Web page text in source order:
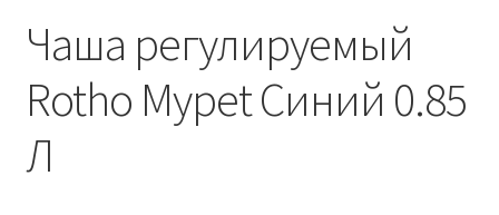
Чаша регулируемый
Rotho Mypet Синий 0.85
Л